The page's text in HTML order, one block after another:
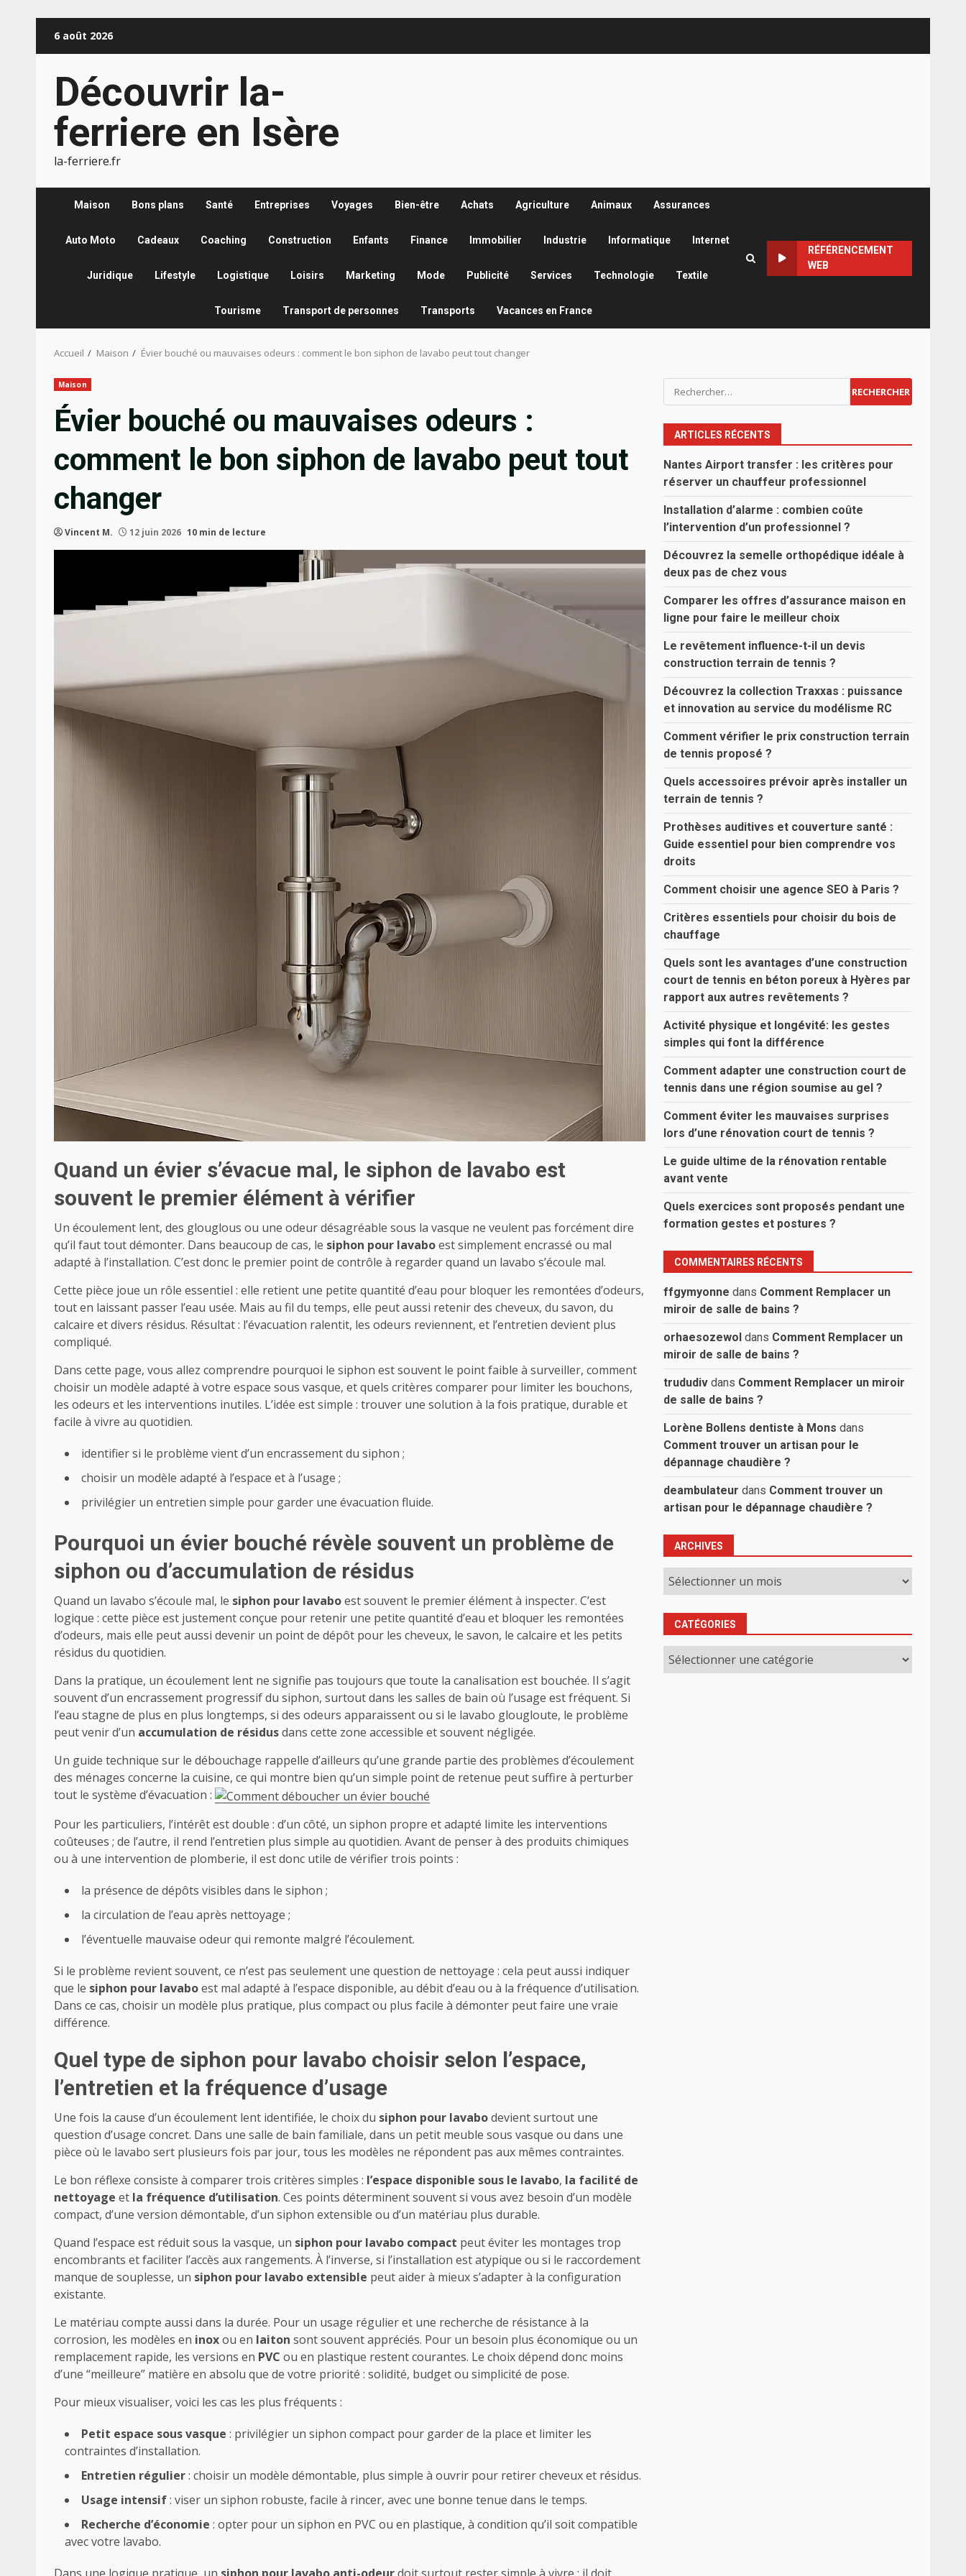
6 août 2026
Découvrir la-
ferriere en Isère
la-ferriere.fr
Maison Bons plans Santé Entreprises Voyages Bien-être Achats Agriculture Animaux Assurances
Auto Moto Cadeaux Coaching Construction Enfants Finance Immobilier Industrie Informatique Internet
Juridique Lifestyle Logistique Loisirs Marketing Mode Publicité Services Technologie Textile
Tourisme Transport de personnes Transports Vacances en France
RÉFÉRENCEMENT
WEB
Accueil Maison Évier bouché ou mauvaises odeurs : comment le bon siphon de lavabo peut tout changer
Maison
Évier bouché ou mauvaises odeurs :
comment le bon siphon de lavabo peut tout
changer
Vincent M. 12 juin 2026 10 min de lecture
Quand un évier s’évacue mal, le siphon de lavabo est
souvent le premier élément à vérifier
Un écoulement lent, des glouglous ou une odeur désagréable sous la vasque ne veulent pas forcément dire
qu’il faut tout démonter. Dans beaucoup de cas, le siphon pour lavaboest simplement encrassé ou mal
adapté à l’installation. C’est donc le premier point de contrôle à regarder quand un lavabo s’écoule mal.
Cette pièce joue un rôle essentiel : elle retient une petite quantité d’eau pour bloquer les remontées d’odeurs,
tout en laissant passer l’eau usée. Mais au fil du temps, elle peut aussi retenir des cheveux, du savon, du
calcaire et divers résidus. Résultat : l’évacuation ralentit, les odeurs reviennent, et l’entretien devient plus
compliqué.
Dans cette page, vous allez comprendre pourquoi le siphon est souvent le point faible à surveiller, comment
choisir un modèle adapté à votre espace sous vasque, et quels critères comparer pour limiter les bouchons,
les odeurs et les interventions inutiles. L’idée est simple : trouver une solution à la fois pratique, durable et
facile à vivre au quotidien.
identifier si le problème vient d’un encrassement du siphon ;
choisir un modèle adapté à l’espace et à l’usage ;
privilégier un entretien simple pour garder une évacuation fluide.
Pourquoi un évier bouché révèle souvent un problème de
siphon ou d’accumulation de résidus
Quand un lavabo s’écoule mal, le siphon pour lavaboest souvent le premier élément à inspecter. C’est
logique : cette pièce est justement conçue pour retenir une petite quantité d’eau et bloquer les remontées
d’odeurs, mais elle peut aussi devenir un point de dépôt pour les cheveux, le savon, le calcaire et les petits
résidus du quotidien.
Dans la pratique, un écoulement lent ne signifie pas toujours que toute la canalisation est bouchée. Il s’agit
souvent d’un encrassement progressif du siphon, surtout dans les salles de bain où l’usage est fréquent. Si
l’eau stagne de plus en plus longtemps, si des odeurs apparaissent ou si le lavabo glougloute, le problème
peut venir d’un accumulation de résidusdans cette zone accessible et souvent négligée.
Un guide technique sur le débouchage rappelle d’ailleurs qu’une grande partie des problèmes d’écoulement
des ménages concerne la cuisine, ce qui montre bien qu’un simple point de retenue peut suffire à perturber
tout le système d’évacuation :
Pour les particuliers, l’intérêt est double : d’un côté, un siphon propre et adapté limite les interventions
coûteuses ; de l’autre, il rend l’entretien plus simple au quotidien. Avant de penser à des produits chimiques
ou à une intervention de plomberie, il est donc utile de vérifier trois points :
la présence de dépôts visibles dans le siphon ;
la circulation de l’eau après nettoyage ;
l’éventuelle mauvaise odeur qui remonte malgré l’écoulement.
Si le problème revient souvent, ce n’est pas seulement une question de nettoyage : cela peut aussi indiquer
que le siphon pour lavaboest mal adapté à l’espace disponible, au débit d’eau ou à la fréquence d’utilisation.
Dans ce cas, choisir un modèle plus pratique, plus compact ou plus facile à démonter peut faire une vraie
différence.
Quel type de siphon pour lavabo choisir selon l’espace,
l’entretien et la fréquence d’usage
Une fois la cause d’un écoulement lent identifiée, le choix du siphon pour lavabodevient surtout une
question d’usage concret. Dans une salle de bain familiale, dans un petit meuble sous vasque ou dans une
pièce où le lavabo sert plusieurs fois par jour, tous les modèles ne répondent pas aux mêmes contraintes.
Le bon réflexe consiste à comparer trois critères simples : l’espace disponible sous le lavabo, la facilité de
nettoyage et la fréquence d’utilisation. Ces points déterminent souvent si vous avez besoin d’un modèle
compact, d’une version démontable, d’un siphon extensible ou d’un matériau plus durable.
Quand l’espace est réduit sous la vasque, un siphon pour lavabo compact peut éviter les montages trop
encombrants et faciliter l’accès aux rangements. À l’inverse, si l’installation est atypique ou si le raccordement
manque de souplesse, un siphon pour lavabo extensible peut aider à mieux s’adapter à la configuration
existante.
Le matériau compte aussi dans la durée. Pour un usage régulier et une recherche de résistance à la
corrosion, les modèles en inoxou en laiton sont souvent appréciés. Pour un besoin plus économique ou un
remplacement rapide, les versions en PVC ou en plastique restent courantes. Le choix dépend donc moins
d’une “meilleure” matière en absolu que de votre priorité : solidité, budget ou simplicité de pose.
Pour mieux visualiser, voici les cas les plus fréquents :
Petit espace sous vasque : privilégier un siphon compact pour garder de la place et limiter les
contraintes d’installation.
Entretien régulier: choisir un modèle démontable, plus simple à ouvrir pour retirer cheveux et résidus.
Usage intensif: viser un siphon robuste, facile à rincer, avec une bonne tenue dans le temps.
Recherche d’économie : opter pour un siphon en PVC ou en plastique, à condition qu’il soit compatible
avec votre lavabo.
Rechercher :
ARTICLES RÉCENTS
Nantes Airport transfer : les critères pour
réserver un chauffeur professionnel
Installation d’alarme : combien coûte
l’intervention d’un professionnel ?
Découvrez la semelle orthopédique idéale à
deux pas de chez vous
Comparer les offres d’assurance maison en
ligne pour faire le meilleur choix
Le revêtement influence-t-il un devis
construction terrain de tennis ?
Découvrez la collection Traxxas : puissance
et innovation au service du modélisme RC
Comment vérifier le prix construction terrain
de tennis proposé ?
Quels accessoires prévoir après installer un
terrain de tennis ?
Prothèses auditives et couverture santé :
Guide essentiel pour bien comprendre vos
droits
Comment choisir une agence SEO à Paris ?
Critères essentiels pour choisir du bois de
chauffage
Quels sont les avantages d’une construction
court de tennis en béton poreux à Hyères par
rapport aux autres revêtements ?
Activité physique et longévité: les gestes
simples qui font la différence
Comment adapter une construction court de
tennis dans une région soumise au gel ?
Comment éviter les mauvaises surprises
lors d’une rénovation court de tennis ?
Le guide ultime de la rénovation rentable
avant vente
Quels exercices sont proposés pendant une
formation gestes et postures ?
COMMENTAIRES RÉCENTS
ffgymyonne dans Comment Remplacer un
miroir de salle de bains ?
orhaesozewol dans Comment Remplacer un
miroir de salle de bains ?
trududiv dans Comment Remplacer un miroir
de salle de bains ?
Lorène Bollens dentiste à Mons dans
Comment trouver un artisan pour le
dépannage chaudière ?
deambulateur dans Comment trouver un
artisan pour le dépannage chaudière ?
ARCHIVES
Archives
CATÉGORIES
Catégories